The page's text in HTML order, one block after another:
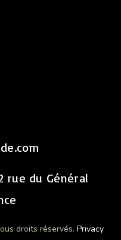
rue du Général
droits réservés. Privacy